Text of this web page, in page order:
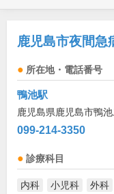
鹿児島市夜間急
所在地・電話番号
鴨池駅
鹿児島県鹿児島市鴨
099-214-3350
診療科目
内科 小児科 外科